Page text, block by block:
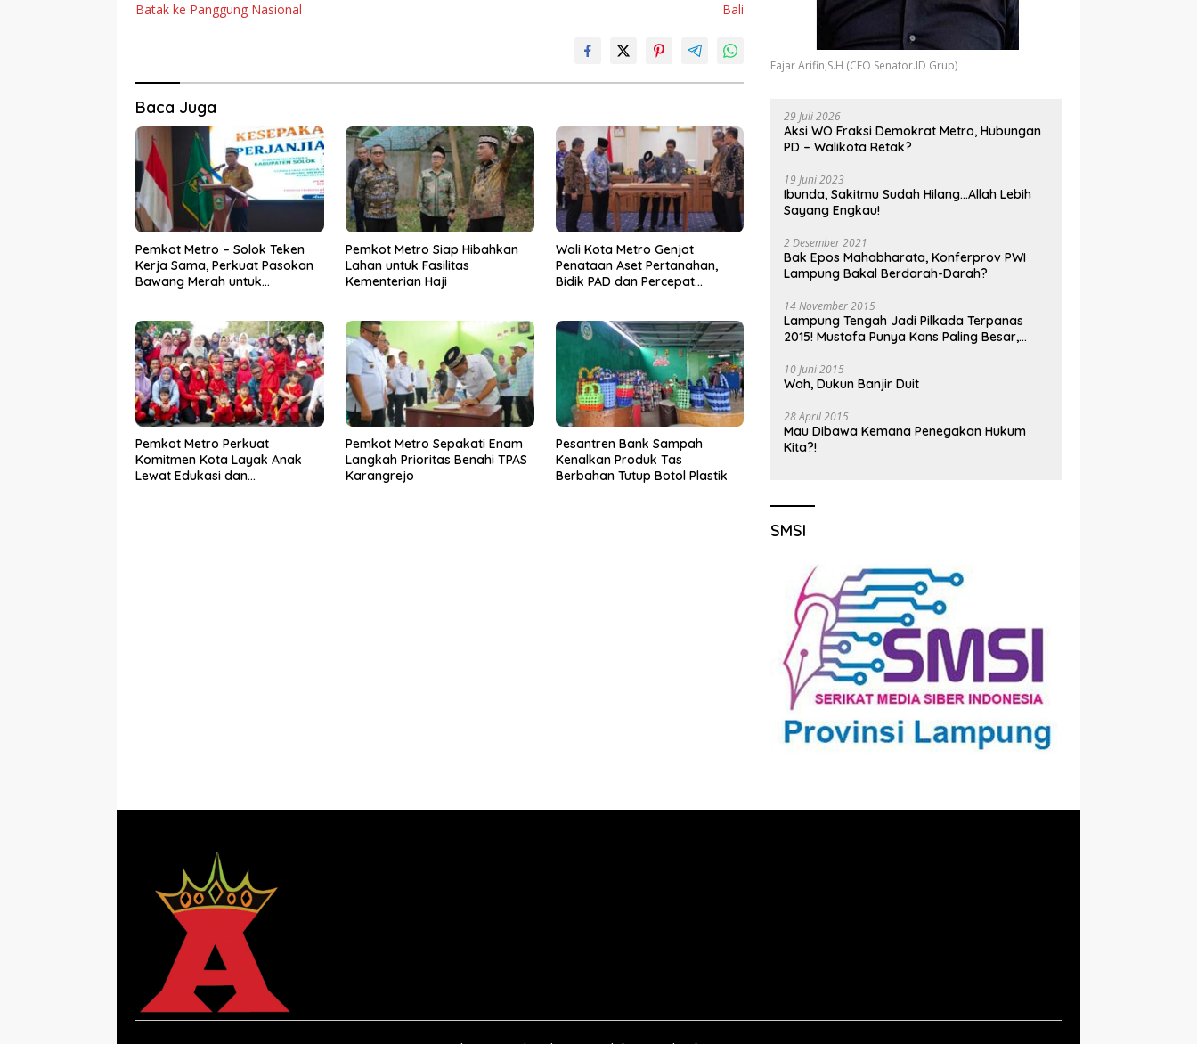
Batak ke Panggung Nasional
Bali
Baca Juga
Pemkot Metro – Solok Teken
Kerja Sama, Perkuat Pasokan
Bawang Merah untuk
Pemkot Metro Siap Hibahkan
Lahan untuk Fasilitas
Kementerian Haji
Wali Kota Metro Genjot
Penataan Aset Pertanahan,
Bidik PAD dan Percepat
Pemkot Metro Perkuat
Komitmen Kota Layak Anak
Lewat Edukasi dan
Pemkot Metro Sepakati Enam
Langkah Prioritas Benahi TPAS
Karangrejo
Pesantren Bank Sampah
Kenalkan Produk Tas
Berbahan Tutup Botol Plastik
Fajar Arifin,S.H (CEO Senator.ID Grup)
29 Juli 2026
Aksi WO Fraksi Demokrat Metro, Hubungan
PD – Walikota Retak?
19 Juni 2023
Ibunda, Sakitmu Sudah Hilang…Allah Lebih
Sayang Engkau!
2 Desember 2021
Bak Epos Mahabharata, Konferprov PWI
Lampung Bakal Berdarah-Darah?
14 November 2015
Lampung Tengah Jadi Pilkada Terpanas
2015! Mustafa Punya Kans Paling Besar,
10 Juni 2015
Wah, Dukun Banjir Duit
28 April 2015
Mau Dibawa Kemana Penegakan Hukum
Kita?!
SMSI